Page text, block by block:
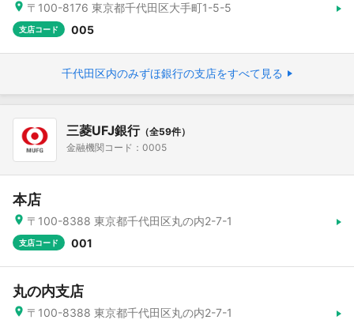
〒100-8176 東京都千代田区大手町1-5-5
支店コード 005
千代田区内のみずほ銀行の支店をすべて見る
三菱UFJ銀行（全59件）
金融機関コード：0005
本店
〒100-8388 東京都千代田区丸の内2-7-1
支店コード 001
丸の内支店
〒100-8388 東京都千代田区丸の内2-7-1